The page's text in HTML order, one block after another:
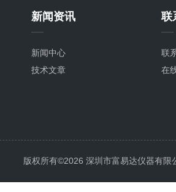
新闻资讯
新闻中心
技术文章
联
联
在
版权所有©2026 深圳市富易达仪器有